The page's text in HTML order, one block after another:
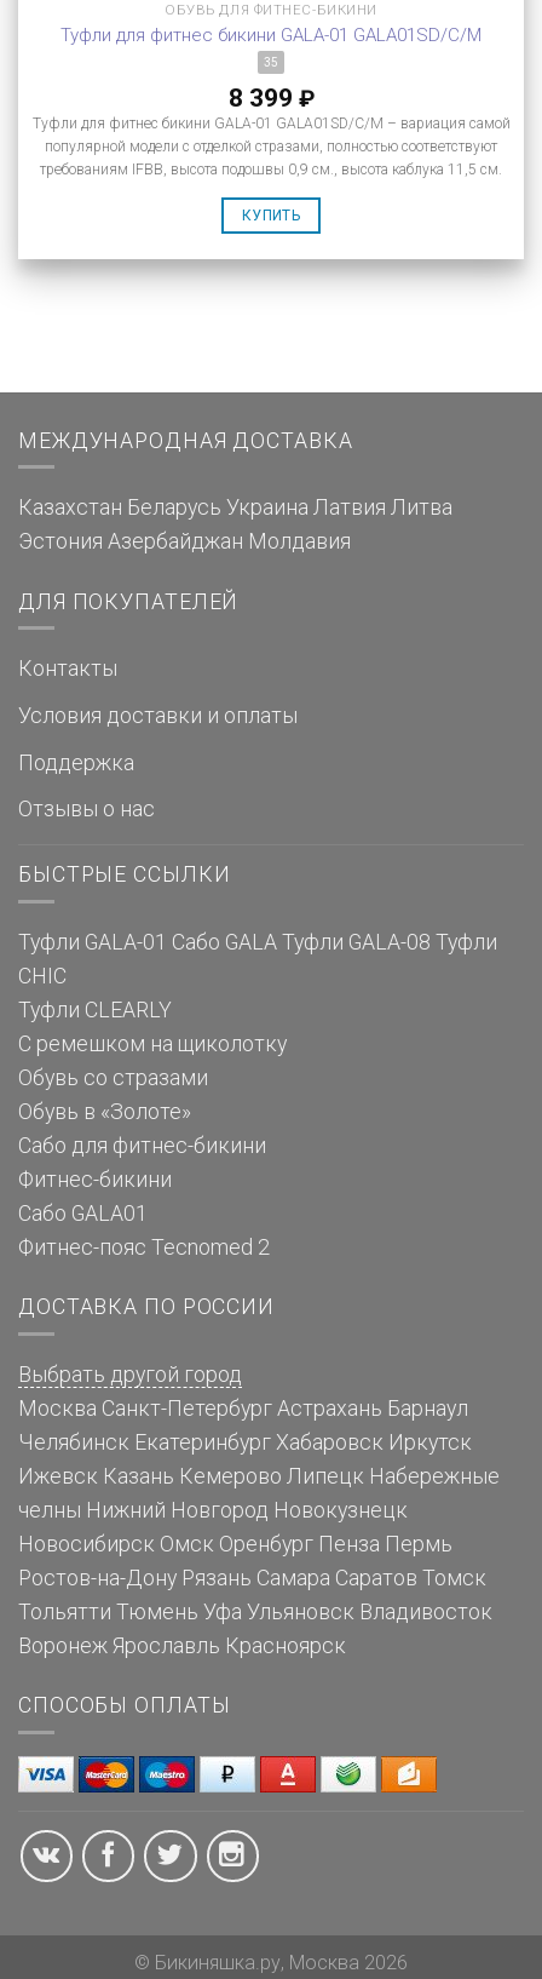
ОБУВЬ ДЛЯ ФИТНЕС-БИКИНИ
Туфли для фитнес бикини GALA-01 GALA01SD/C/M
35
8 399 ₽
Туфли для фитнес бикини GALA-01 GALA01SD/C/M – вариация самой
популярной модели с отделкой стразами, полностью соответствуют
требованиям IFBB, высота подошвы 0,9 см., высота каблука 11,5 см.
КУПИТЬ
МЕЖДУНАРОДНАЯ ДОСТАВКА
Казахстан Беларусь Украина Латвия Литва
Эстония Азербайджан Молдавия
ДЛЯ ПОКУПАТЕЛЕЙ
Контакты
Условия доставки и оплаты
Поддержка
Отзывы о нас
БЫСТРЫЕ ССЫЛКИ
Туфли GALA-01 Сабо GALA Туфли GALA-08 Туфли
CHIC
Туфли CLEARLY
С ремешком на щиколотку
Обувь со стразами
Обувь в «Золоте»
Сабо для фитнес-бикини
Фитнес-бикини
Сабо GALA01
Фитнес-пояс Tecnomed 2
ДОСТАВКА ПО РОССИИ
Выбрать другой город
Москва Санкт-Петербург Астрахань Барнаул
Челябинск Екатеринбург Хабаровск Иркутск
Ижевск Казань Кемерово Липецк Набережные
челны Нижний Новгород Новокузнецк
Новосибирск Омск Оренбург Пенза Пермь
Ростов-на-Дону Рязань Самара Саратов Томск
Тольятти Тюмень Уфа Ульяновск Владивосток
Воронеж Ярославль Красноярск
СПОСОБЫ ОПЛАТЫ
© Бикиняшка.ру, Москва 2026